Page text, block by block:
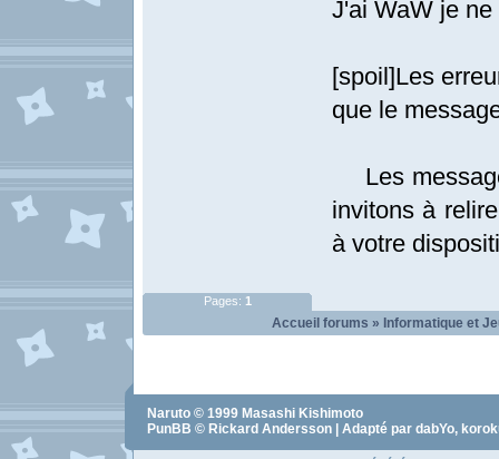
J'ai WaW je
[spoil]Les
que le
Les
invitons à
à votre
Pages: 1
Accueil forums » Informatique et
Naruto © 1999 Masashi Kishimoto
PunBB © Rickard Andersson | Adapté par dabYo,